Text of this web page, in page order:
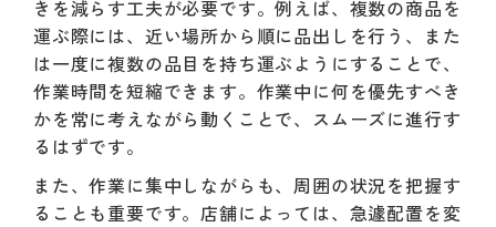
きを減らす工夫が必要です。例えば、複数の商品を
運ぶ際には、近い場所から順に品出しを行う、また
は一度に複数の品目を持ち運ぶようにすることで、
作業時間を短縮できます。作業中に何を優先すべき
かを常に考えながら動くことで、スムーズに進行す
るはずです。
また、作業に集中しながらも、周囲の状況を把握す
ることも重要です。店舗によっては、急遽配置を変